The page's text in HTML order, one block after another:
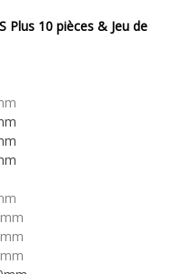
Plus 10 pièces & Jeu de